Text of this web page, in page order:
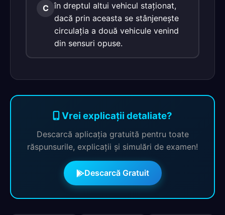
C în dreptul altui vehicul staţionat,
dacă prin aceasta se stânjeneşte
circulaţia a două vehicule venind
din sensuri opuse.
Vrei explicații detaliate?
Descarcă aplicația gratuită pentru toate
răspunsurile, explicații și simulări de examen!
Descarcă Gratuit